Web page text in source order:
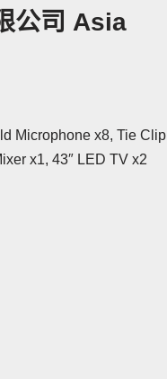
公司 Asia
Microphone x8, Tie Clip
x1, 43″ LED TV x2